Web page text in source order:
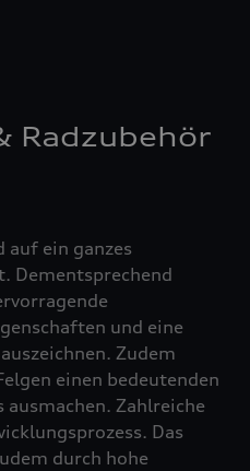
Radzubehör
auf ein ganzes
Dementsprechend
und eine
Zudem
einen bedeutenden
ausmachen. Zahlreiche
Das
durch hohe